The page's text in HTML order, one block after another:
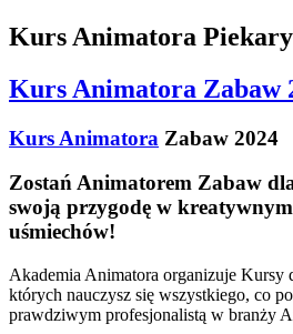
Kurs Animatora
Kurs Animatora Zabaw
Kurs Animatora Zabaw 2024
Zostań Animatorem Zabaw
swoją przygodę w kreatywnym
uśmiechów!
Akademia Animatora organizuje Kursy
których nauczysz się wszystkiego, co
prawdziwym profesjonalistą w branży